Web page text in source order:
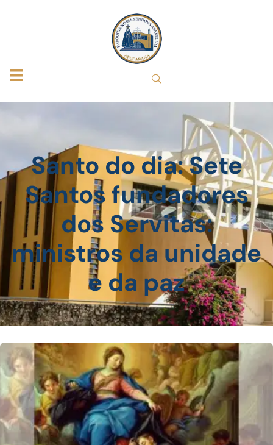
Santo do dia: Sete
Santos fundadores
dos Servitas:
ministros da unidade
e da paz